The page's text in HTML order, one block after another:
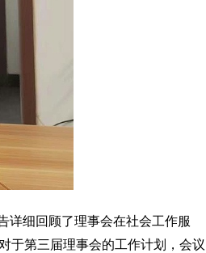
详细回顾了理事会在社会工作服
于第三届理事会的工作计划，会议